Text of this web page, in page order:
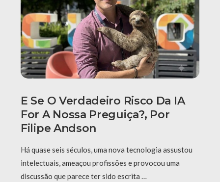
E Se O Verdadeiro Risco Da IA
For A Nossa Preguiça?, Por
Filipe Andson
Há quase seis séculos, uma nova tecnologia assustou
intelectuais, ameaçou profissões e provocou uma
discussão que parece ter sido escrita …